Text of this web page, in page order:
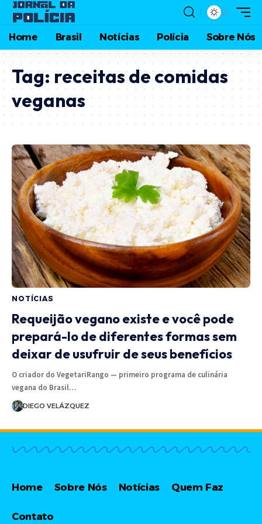
Home Brasil Notícias Polícia Sobre Nós
Tag: receitas de comidas
veganas
NOTÍCIAS
Requeijão vegano existe e você pode
prepará-lo de diferentes formas sem
deixar de usufruir de seus benefícios
O criador do VegetariRango — primeiro programa de culinária
vegana do Brasil…
DIEGO VELÁZQUEZ
Home Sobre Nós Notícias Quem Faz
Contato